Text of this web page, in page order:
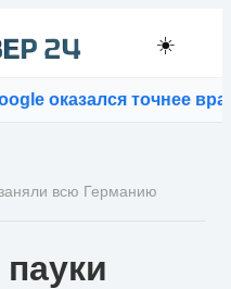
☀️
точнее врачей
всю Германию